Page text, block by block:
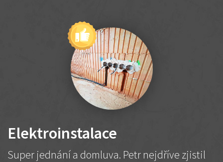
Elektroinstalace
Super jednání a domluva. Petr nejdříve zjistil